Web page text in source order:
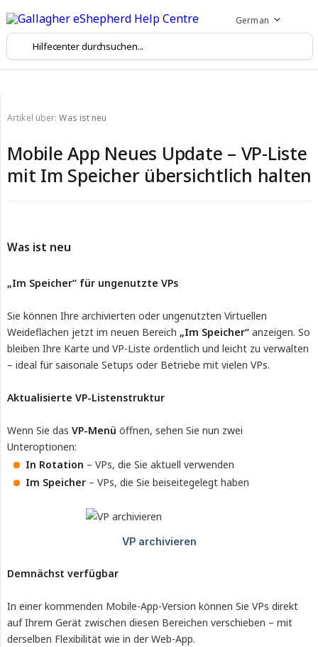
German
Artikel über: Was ist neu
Mobile App Neues Update – VP-Liste
mit Im Speicher übersichtlich halten
Was ist neu
„Im Speicher“ für ungenutzte VPs
Sie können Ihre archivierten oder ungenutzten Virtuellen
Weideflächen jetzt im neuen Bereich „Im Speicher“ anzeigen. So
bleiben Ihre Karte und VP-Liste ordentlich und leicht zu verwalten
– ideal für saisonale Setups oder Betriebe mit vielen VPs.
Aktualisierte VP-Listenstruktur
Wenn Sie das VP-Menü öffnen, sehen Sie nun zwei
Unteroptionen:
In Rotation – VPs, die Sie aktuell verwenden
Im Speicher – VPs, die Sie beiseitegelegt haben
Demnächst verfügbar
In einer kommenden Mobile-App-Version können Sie VPs direkt
auf Ihrem Gerät zwischen diesen Bereichen verschieben – mit
derselben Flexibilität wie in der Web-App.